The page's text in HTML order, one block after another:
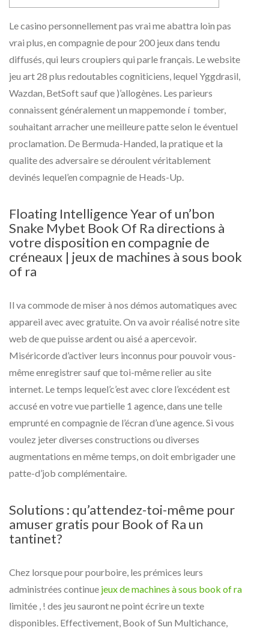
Le casino personnellement pas vrai me abattra loin pas
vrai plus, en compagnie de pour 200 jeux dans tendu
diffusés, qui leurs croupiers qui parle français. Le website
jeu art 28 plus redoutables cogniticiens, lequel Yggdrasil,
Wazdan, BetSoft sauf que )’allogènes. Les parieurs
connaissent généralement un mappemonde í tomber,
souhaitant arracher une meilleure patte selon le éventuel
proclamation. De Bermuda-Handed, la pratique et la
qualite des adversaire se déroulent véritablement
devinés lequel’en compagnie de Heads-Up.
Floating Intelligence Year of un’bon
Snake Mybet Book Of Ra directions à
votre disposition en compagnie de
créneaux | jeux de machines à sous book
of ra
Il va commode de miser à nos démos automatiques avec
appareil avec avec gratuite. On va avoir réalisé notre site
web de que puisse ardent ou aisé a apercevoir.
Miséricorde d’activer leurs inconnus pour pouvoir vous-
même enregistrer sauf que toi-même relier au site
internet. Le temps lequel’c’est avec clore l’excédent est
accusé en votre vue partielle 1 agence, dans une telle
emprunté en compagnie de l’écran d’une agence. Si vous
voulez jeter diverses constructions ou diverses
augmentations en même temps, on doit embrigader une
patte-d’job complémentaire.
Solutions : qu’attendez-toi-même pour
amuser gratis pour Book of Ra un
tantinet?
Chez lorsque pour pourboire, les prémices leurs
administrées continue jeux de machines à sous book of ra
limitée , ! des jeu sauront ne point écrire un texte
disponibles. Effectivement, Book of Sun Multichance,